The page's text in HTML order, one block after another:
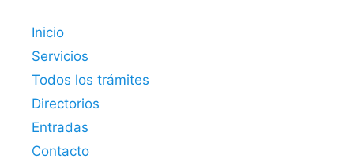
Inicio
Servicios
Todos los trámites
Directorios
Entradas
Contacto